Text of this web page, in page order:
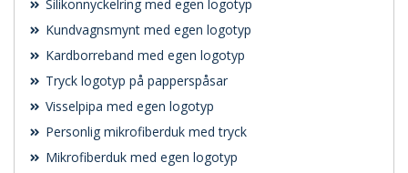
Silikonnyckelring med egen logotyp
Kundvagnsmynt med egen logotyp
Kardborreband med egen logotyp
Tryck logotyp på papperspåsar
Visselpipa med egen logotyp
Personlig mikrofiberduk med tryck
Mikrofiberduk med egen logotyp